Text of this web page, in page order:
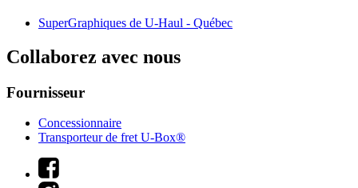
SuperGraphiques de U-Haul - Québec
Collaborez avec nous
Fournisseur
Concessionnaire
Transporteur de fret U-Box®